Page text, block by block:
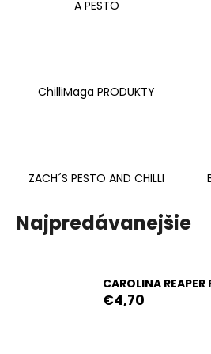
A PESTO
ChilliMaga PRODUKTY
ZACH´S PESTO AND CHILLI
Najpredávanejšie
CAROLINA
€4,70
ú
č